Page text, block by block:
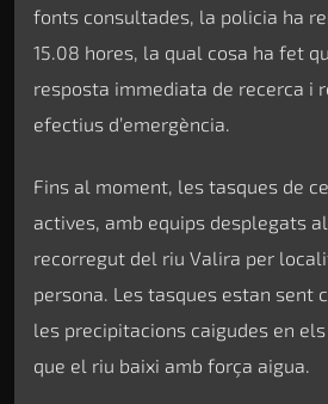
fonts consultades, la policia ha
15.08 hores, la qual cosa ha fet
resposta immediata de recerca i
efectius d’emergència.
Fins al moment, les tasques de
actives, amb equips desplegats
recorregut del riu Valira per
persona. Les tasques estan sent
les precipitacions caigudes en
que el riu baixi amb força aigua.